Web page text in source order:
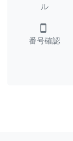
ル
smartphone
番号確認